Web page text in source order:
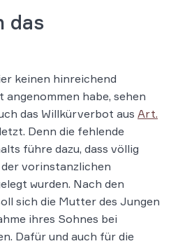
das
keinen hinreichend
habe, sehen
das Willkürverbot aus Art.
Denn die fehlende
führe dazu, dass völlig
vorinstanzlichen
wurden. Nach den
sich die Mutter des Jungen
ihres Sohnes bei
Dafür und auch für die